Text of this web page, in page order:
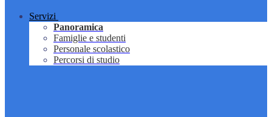
Servizi
Panoramica
Famiglie e studenti
Personale scolastico
Percorsi di studio